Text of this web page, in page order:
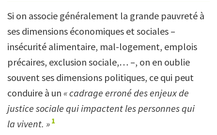
Si on associe généralement la grande pauvreté à
ses dimensions économiques et sociales –
insécurité alimentaire, mal-logement, emplois
précaires, exclusion sociale,… –, on en oublie
souvent ses dimensions politiques, ce qui peut
conduire à un « cadrage erroné des enjeux de
justice sociale qui impactent les personnes qui
la vivent. » 1